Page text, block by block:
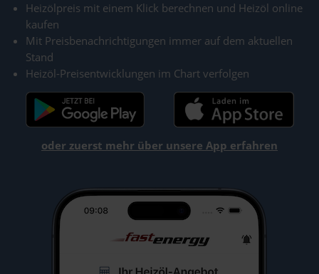
Heizölpreis mit einem Klick berechnen und Heizöl online
kaufen
Mit Preisbenachrichtigungen immer auf dem aktuellen
Stand
Heizöl-Preisentwicklungen im Chart verfolgen
oder zuerst mehr über unsere App erfahren